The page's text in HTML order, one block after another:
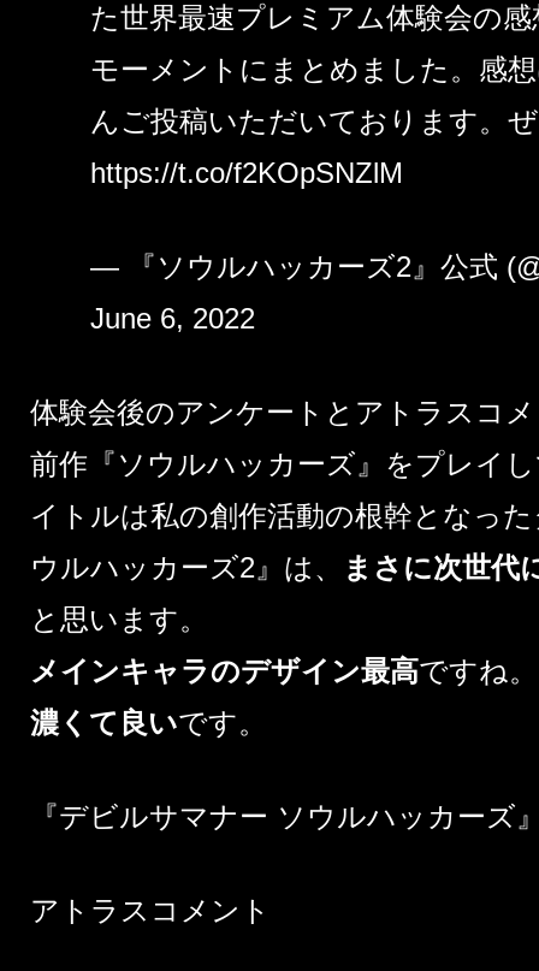
た世界最速プレミアム体験会の
モーメントにまとめました。感
んご投稿いただいております。
https://t.co/f2KOpSNZlM
— 『ソウルハッカーズ2』公式
June 6, 2022
体験会後のアンケートとアトラスコ
前作『ソウルハッカーズ』をプレイ
イトルは私の創作活動の根幹となっ
ウルハッカーズ2』は、
まさに次世代
と思います。
メインキャラのデザイン最高ですね。
濃くて良いです。
『デビルサマナー ソウルハッカーズ
アトラスコメント